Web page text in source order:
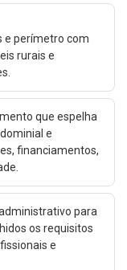
e perímetro com
rurais e
que espelha
e
financiamentos,
para
os requisitos
e